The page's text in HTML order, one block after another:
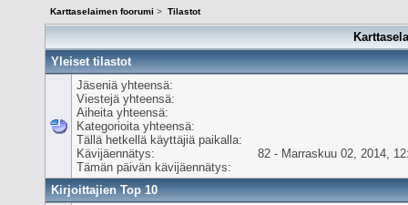
Karttaselaimen foorumi > Tilastot
Yleiset tilastot
Jäseniä yhteensä:
Viestejä yhteensä:
Aiheita yhteensä:
Kategorioita yhteensä:
Tällä hetkellä käyttäjiä paikalla:
Kävijäennätys:
82 - Marraskuu 02, 2014,
Tämän päivän kävijäennätys:
Kirjoittajien Top 10